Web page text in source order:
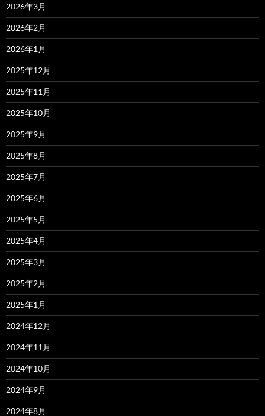
2026年3月
2026年2月
2026年1月
2025年12月
2025年11月
2025年10月
2025年9月
2025年8月
2025年7月
2025年6月
2025年5月
2025年4月
2025年3月
2025年2月
2025年1月
2024年12月
2024年11月
2024年10月
2024年9月
2024年8月